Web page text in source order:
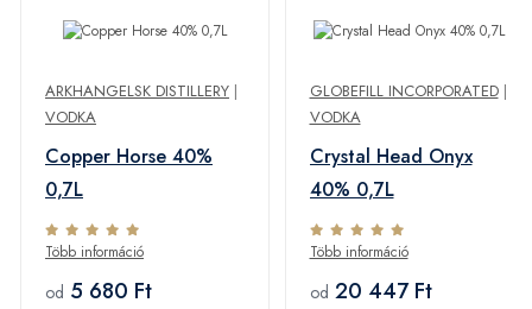
ARKHANGELSK DISTILLERY |
VODKA
Copper Horse 40%
0,7L
Több információ
od 5 680 Ft
GLOBEFILL INCORPORATED|
VODKA
Crystal Head Onyx
40% 0,7L
Több információ
od 20 447 Ft